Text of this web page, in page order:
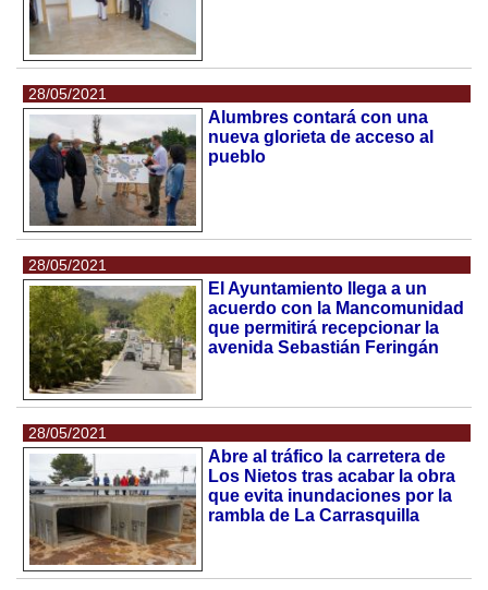
28/05/2021
Alumbres contará con una
nueva glorieta de acceso al
pueblo
28/05/2021
El Ayuntamiento llega a un
acuerdo con la Mancomunidad
que permitirá recepcionar la
avenida Sebastián Feringán
28/05/2021
Abre al tráfico la carretera de
Los Nietos tras acabar la obra
que evita inundaciones por la
rambla de La Carrasquilla